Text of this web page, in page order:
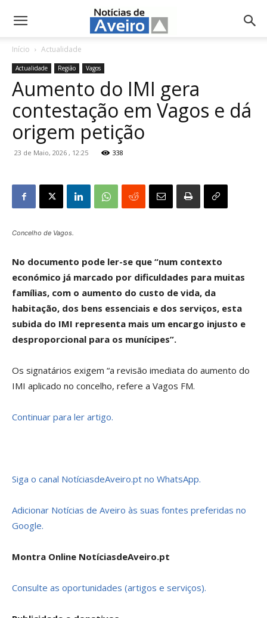
NotíciasdeAveiro.pt
Início Actualidade
Actualidade Região Vagos
Aumento do IMI gera
contestação em Vagos e dá
origem petição
23 de Maio, 2026 , 12:25 338
Concelho de Vagos.
No documento pode ler-se que “num contexto
económico já marcado por dificuldades para muitas
famílias, com o aumento do custo de vida, da
habitação, dos bens essenciais e dos serviços, esta
subida do IMI representa mais um encargo injusto e
desproporcional para os munícipes”.
Os signatários exigem “a revisão imediata do aumento do
IMI aplicado no concelho, refere a Vagos FM.
Continuar para ler artigo.
Siga o canal NotíciasdeAveiro.pt no WhatsApp.
Adicionar Notícias de Aveiro às suas fontes preferidas no
Google.
Montra Online NotíciasdeAveiro.pt
Consulte as oportunidades (artigos e serviços).